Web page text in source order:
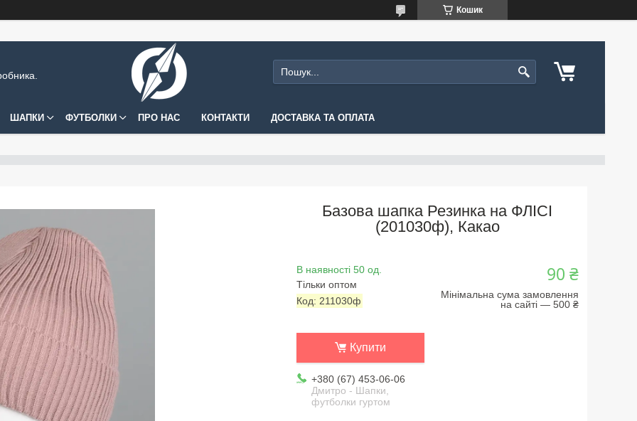
Кошик
ШАПКИ ФУТБОЛКИ ПРО НАС КОНТАКТИ ДОСТАВКА ТА ОПЛАТА
Базова шапка Резинка на ФЛІСІ
(201030ф), Какао
В наявності 50 од.
Тільки оптом
Код: 211030ф
90 ₴
Мінімальна сума замовлення
на сайті — 500 ₴
Купити
+380 (67) 453-06-06
Дмитро - Шапки,
футболки гуртом